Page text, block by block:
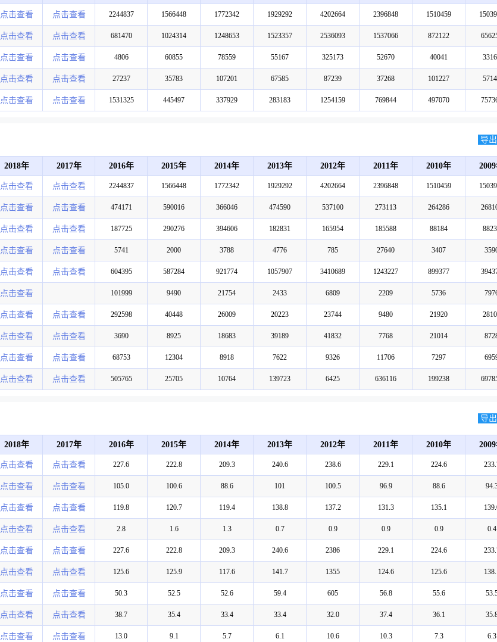
点击查看 点击查看 2244837 1566448 1772342 1929292 4202664 2396848 1510459
点击查看 点击查看 681470 1024314 1248653 1523357 2536093 1537066 872122
点击查看 点击查看 4806 60855 78559 55167 325173 52670 40041
点击查看 点击查看 27237 35783 107201 67585 87239 37268 101227
点击查看 点击查看 1531325 445497 337929 283183 1254159 769844 497070
导
2018年 2017年 2016年 2015年 2014年 2013年 2012年 2011年 2010年
点击查看 点击查看 2244837 1566448 1772342 1929292 4202664 2396848 1510459
点击查看 点击查看 474171 590016 366046 474590 537100 273113 264286
点击查看 点击查看 187725 290276 394606 182831 165954 185588 88184
点击查看 点击查看 5741 2000 3788 4776 785 27640 3407
点击查看 点击查看 604395 587284 921774 1057907 3410689 1243227 899377
点击查看 101999 9490 21754 2433 6809 2209 5736
点击查看 点击查看 292598 40448 26009 20223 23744 9480 21920
点击查看 点击查看 3690 8925 18683 39189 41832 7768 21014
点击查看 点击查看 68753 12304 8918 7622 9326 11706 7297
点击查看 点击查看 505765 25705 10764 139723 6425 636116 199238
导
2018年 2017年 2016年 2015年 2014年 2013年 2012年 2011年 2010年
点击查看 点击查看 227.6 222.8 209.3 240.6 238.6 229.1 224.6
点击查看 点击查看 105.0 100.6 88.6 101 100.5 96.9 88.6
点击查看 点击查看 119.8 120.7 119.4 138.8 137.2 131.3 135.1
点击查看 点击查看 2.8 1.6 1.3 0.7 0.9 0.9 0.9 0.4
点击查看 点击查看 227.6 222.8 209.3 240.6 2386 229.1 224.6
点击查看 点击查看 125.6 125.9 117.6 141.7 1355 124.6 125.6
点击查看 点击查看 50.3 52.5 52.6 59.4 605 56.8 55.6
点击查看 点击查看 38.7 35.4 33.4 33.4 32.0 37.4 36.1
点击查看 点击查看 13.0 9.1 5.7 6.1 10.6 10.3 7.3 6.3